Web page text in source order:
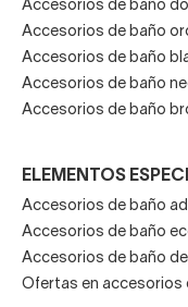
en distintos modelos,
para resaltar su
¿Por qué tipo de
decantarás
Accesorios de baño
Accesorios de baño
Accesorios de baño
Accesorios de baño
Accesorios de baño
ELEMENTOS
Accesorios de baño
Accesorios de baño
Accesorios de baño
Ofertas en accesorios